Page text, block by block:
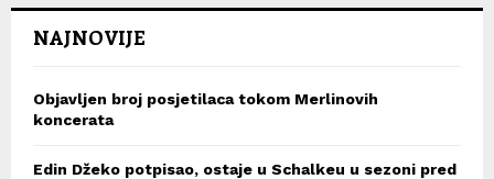
NAJNOVIJE
Objavljen broj posjetilaca tokom Merlinovih
koncerata
Edin Džeko potpisao, ostaje u Schalkeu u sezoni pred